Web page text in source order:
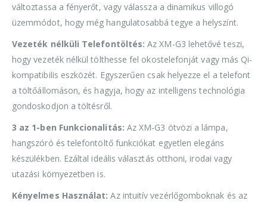
változtassa a fényerőt, vagy válassza a dinamikus villogó
üzemmódot, hogy még hangulatosabbá tegye a helyszínt.
Vezeték nélküli Telefontöltés: Az XM-G3 lehetővé teszi,
hogy vezeték nélkül tölthesse fel okostelefonját vagy más Qi-
kompatibilis eszközét. Egyszerűen csak helyezze el a telefont
a töltőállomáson, és hagyja, hogy az intelligens technológia
gondoskodjon a töltésről.
3 az 1-ben Funkcionalitás: Az XM-G3 ötvözi a lámpa,
hangszóró és telefontöltő funkciókat egyetlen elegáns
készülékben. Ezáltal ideális választás otthoni, irodai vagy
utazási környezetben is.
Kényelmes Használat: Az intuitív vezérlőgomboknak és az